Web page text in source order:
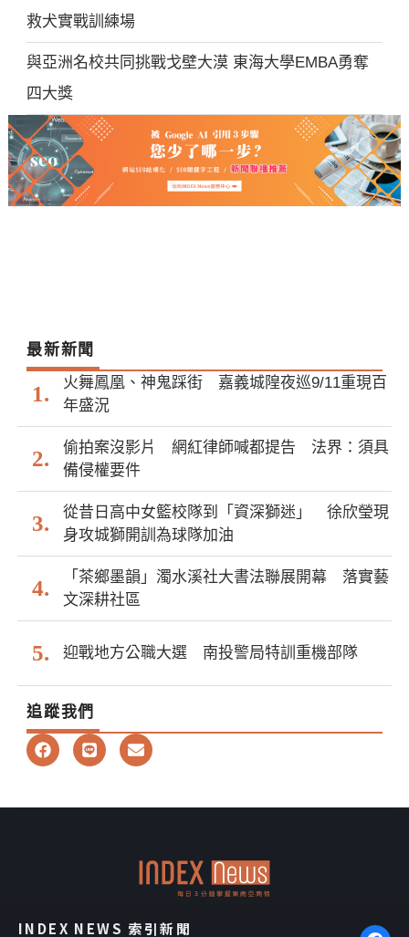
救犬實戰訓練場
與亞洲名校共同挑戰戈壁大漠 東海大學EMBA勇奪
四大獎
最新新聞
火舞鳳凰、神鬼踩街 嘉義城隍夜巡9/11重現百
年盛況
偷拍案沒影片 網紅律師喊都提告 法界：須具
備侵權要件
從昔日高中女籃校隊到「資深獅迷」 徐欣瑩現
身攻城獅開訓為球隊加油
「茶鄉墨韻」濁水溪社大書法聯展開幕 落實藝
文深耕社區
迎戰地方公職大選 南投警局特訓重機部隊
追蹤我們
F
a
b
L
i
E
n
l
INDEX NEWS 索引新聞